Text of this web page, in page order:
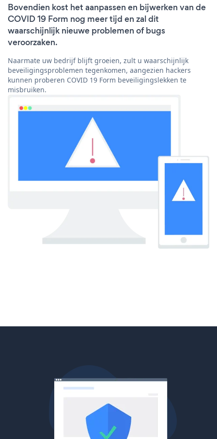
Bovendien kost het aanpassen en bijwerken van de
COVID 19 Form nog meer tijd en zal dit
waarschijnlijk nieuwe problemen of bugs
veroorzaken.
Naarmate uw bedrijf blijft groeien, zult u waarschijnlijk
beveiligingsproblemen tegenkomen, aangezien hackers
kunnen proberen COVID 19 Form beveiligingslekken te
misbruiken.